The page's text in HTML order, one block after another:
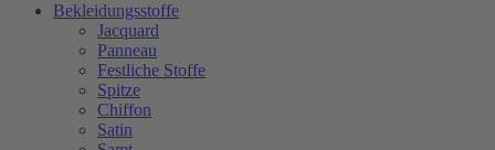
Bekleidungsstoffe
Jacquard
Panneau
Festliche Stoffe
Spitze
Chiffon
Satin